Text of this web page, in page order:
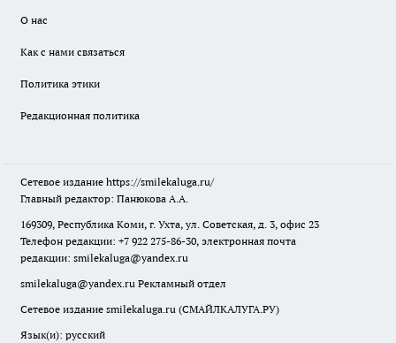
О нас
Как с нами связаться
Политика этики
Редакционная политика
Сетевое издание https://smilekaluga.ru/
Главный редактор: Панюкова А.А.
169309, Республика Коми, г. Ухта, ул. Советская, д. 3, офис 23
Телефон редакции: +7 922 275-86-30, электронная почта
редакции: smilekaluga@yandex.ru
smilekaluga@yandex.ru Рекламный отдел
Сетевое издание smilekaluga.ru (СМАЙЛКАЛУГА.РУ)
Язык(и): русский